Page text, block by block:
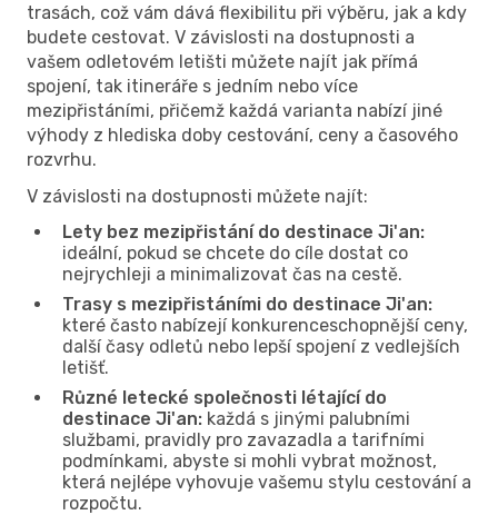
trasách, což vám dává flexibilitu při výběru, jak a kdy
budete cestovat. V závislosti na dostupnosti a
vašem odletovém letišti můžete najít jak přímá
spojení, tak itineráře s jedním nebo více
mezipřistáními, přičemž každá varianta nabízí jiné
výhody z hlediska doby cestování, ceny a časového
rozvrhu.
V závislosti na dostupnosti můžete najít:
Lety bez mezipřistání do destinace Ji'an:
ideální, pokud se chcete do cíle dostat co
nejrychleji a minimalizovat čas na cestě.
Trasy s mezipřistáními do destinace Ji'an:
které často nabízejí konkurenceschopnější ceny,
další časy odletů nebo lepší spojení z vedlejších
letišť.
Různé letecké společnosti létající do
destinace Ji'an: každá s jinými palubními
službami, pravidly pro zavazadla a tarifními
podmínkami, abyste si mohli vybrat možnost,
která nejlépe vyhovuje vašemu stylu cestování a
rozpočtu.